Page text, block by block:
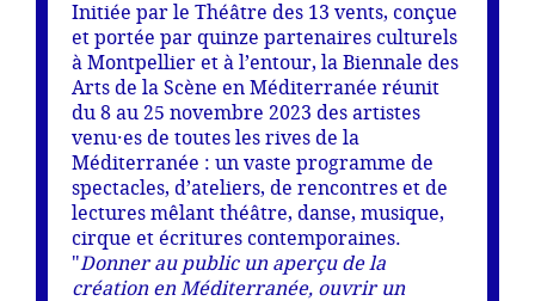
Initiée par le Théâtre des 13 vents, conçue
et portée par quinze partenaires culturels
à Montpellier et à l’entour, la Biennale des
Arts de la Scène en Méditerranée réunit
du 8 au 25 novembre 2023 des artistes
venu·es de toutes les rives de la
Méditerranée : un vaste programme de
spectacles, d’ateliers, de rencontres et de
lectures mêlant théâtre, danse, musique,
cirque et écritures contemporaines.
"Donner au public un aperçu de la
création en Méditerranée, ouvrir un